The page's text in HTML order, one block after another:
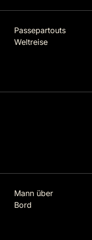
Passepartouts
Weltreise
Mann über
Bord